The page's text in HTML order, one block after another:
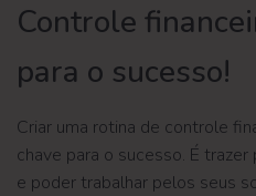
Controle
para o sucesso!
Criar uma rotina de controle
chave para o sucesso. É
e poder trabalhar pelos seus